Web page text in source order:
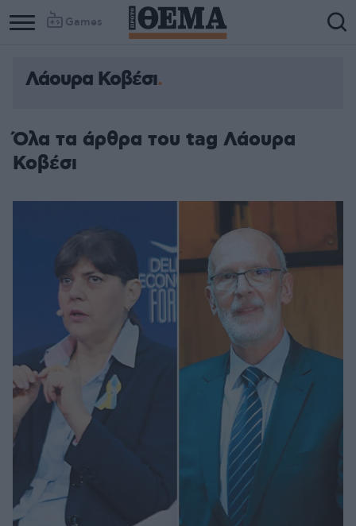
Games
Λάουρα Κοβέσι
Όλα τα άρθρα του tag Λάουρα
Κοβέσι